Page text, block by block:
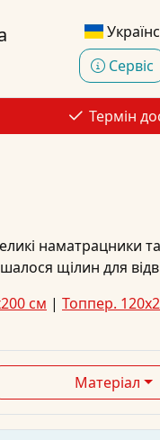
Сервіс
Термін
наматрацники
щілин для
см | Топпер.
Матеріал